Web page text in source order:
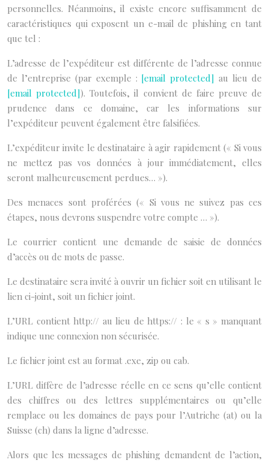
personnelles. Néanmoins, il existe encore suffisamment de
caractéristiques qui exposent un e-mail de phishing en tant
que tel :
L’adresse de l’expéditeur est différente de l’adresse connue
de l’entreprise (par exemple : [email protected] au lieu de
[email protected]). Toutefois, il convient de faire preuve de
prudence dans ce domaine, car les informations sur
l’expéditeur peuvent également être falsifiées.
L’expéditeur invite le destinataire à agir rapidement (« Si vous
ne mettez pas vos données à jour immédiatement, elles
seront malheureusement perdues… »).
Des menaces sont proférées (« Si vous ne suivez pas ces
étapes, nous devrons suspendre votre compte … »).
Le courrier contient une demande de saisie de données
d’accès ou de mots de passe.
Le destinataire sera invité à ouvrir un fichier soit en utilisant le
lien ci-joint, soit un fichier joint.
L’URL contient http:// au lieu de https:// : le « s » manquant
indique une connexion non sécurisée.
Le fichier joint est au format .exe, zip ou cab.
L’URL diffère de l’adresse réelle en ce sens qu’elle contient
des chiffres ou des lettres supplémentaires ou qu’elle
remplace ou les domaines de pays pour l’Autriche (at) ou la
Suisse (ch) dans la ligne d’adresse.
Alors que les messages de phishing demandent de l’action,